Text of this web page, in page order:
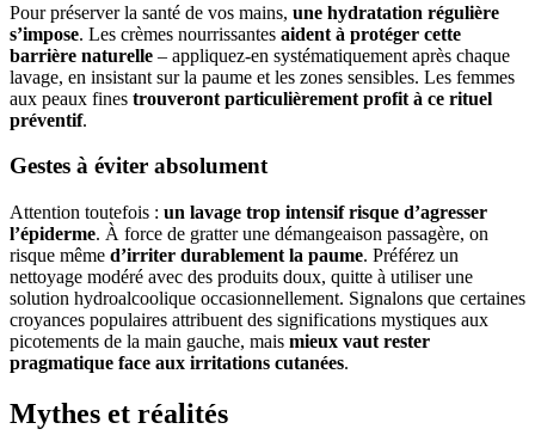
Pour préserver la santé de vos mains, une hydratation régulière
s’impose. Les crèmes nourrissantes aident à protéger cette
barrière naturelle – appliquez-en systématiquement après chaque
lavage, en insistant sur la paume et les zones sensibles. Les femmes
aux peaux fines trouveront particulièrement profit à ce rituel
préventif.
Gestes à éviter absolument
Attention toutefois : un lavage trop intensif risque d’agresser
l’épiderme. À force de gratter une démangeaison passagère, on
risque même d’irriter durablement la paume. Préférez un
nettoyage modéré avec des produits doux, quitte à utiliser une
solution hydroalcoolique occasionnellement. Signalons que certaines
croyances populaires attribuent des significations mystiques aux
picotements de la main gauche, mais mieux vaut rester
pragmatique face aux irritations cutanées.
Mythes et réalités